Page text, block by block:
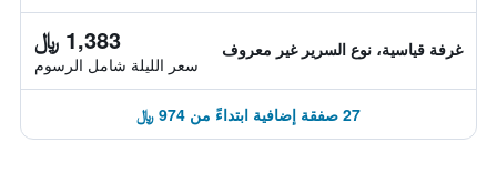
غرفة قياسية، نوع السرير غير معروف 1,383 ﷼
سعر الليلة شامل الرسوم
27 صفقة إضافية ابتداءً من 974 ﷼